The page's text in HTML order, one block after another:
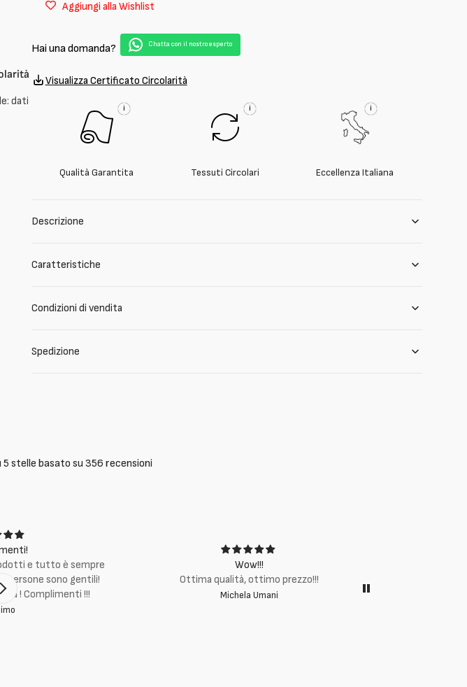
dati
cotone
cotone
Aggiungi alla Wishlist
Hai una domanda? Chatta con il nostro esperto
Visualizza Certificato Circolarità
i
Qualità Garantita
i
Tessuti Circolari
i
Eccellenza Italiana
Descrizione
Caratteristiche
Condizioni di vendita
Spedizione
5 stelle basato su 356 recensioni
e tutto è sempre
persone sono gentili!
! Complimenti !!!
Wow!!!
Ottima qualità, ottimo prezzo!!!
Michela Umani